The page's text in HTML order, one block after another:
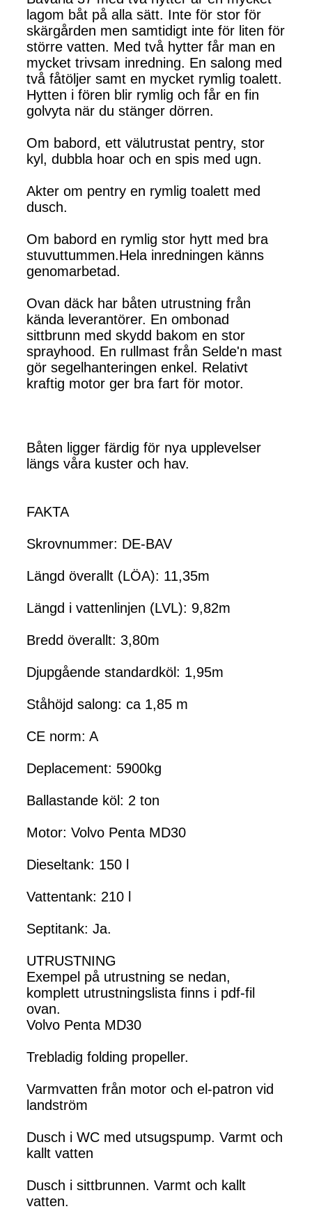
lagom båt på alla sätt. Inte för stor för
skärgården men samtidigt inte för liten för
större vatten. Med två hytter får man en
mycket trivsam inredning. En salong med
två fåtöljer samt en mycket rymlig toalett.
Hytten i fören blir rymlig och får en fin
golvyta när du stänger dörren.
Om babord, ett välutrustat pentry, stor
kyl, dubbla hoar och en spis med ugn.
Akter om pentry en rymlig toalett med
dusch.
Om babord en rymlig stor hytt med bra
stuvuttummen.Hela inredningen känns
genomarbetad.
Ovan däck har båten utrustning från
kända leverantörer. En ombonad
sittbrunn med skydd bakom en stor
sprayhood. En rullmast från Selde'n mast
gör segelhanteringen enkel. Relativt
kraftig motor ger bra fart för motor.
Båten ligger färdig för nya upplevelser
längs våra kuster och hav.
FAKTA
Skrovnummer: DE-BAV
Längd överallt (LÖA): 11,35m
Längd i vattenlinjen (LVL): 9,82m
Bredd överallt: 3,80m
Djupgående standardköl: 1,95m
Ståhöjd salong: ca 1,85 m
CE norm: A
Deplacement: 5900kg
Ballastande köl: 2 ton
Motor: Volvo Penta MD30
Dieseltank: 150 l
Vattentank: 210 l
Septitank: Ja.
UTRUSTNING
Exempel på utrustning se nedan,
komplett utrustningslista finns i pdf-fil
ovan.
Volvo Penta MD30
Trebladig folding propeller.
Varmvatten från motor och el-patron vid
landström
Dusch i WC med utsugspump. Varmt och
kallt vatten
Dusch i sittbrunnen. Varmt och kallt
vatten.